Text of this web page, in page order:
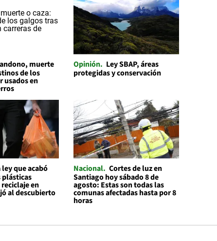
muerte
de los
usados en
Opinión Ley SBAP, áreas
protegidas y conservación
ley que acabó
plásticas
en
al descubierto
Nacional Cortes de luz en
Santiago hoy sábado 8 de
agosto: Estas son todas las
comunas afectadas hasta por 8
horas